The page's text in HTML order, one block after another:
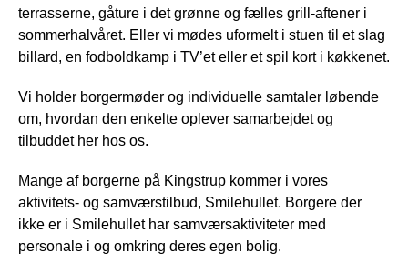
terrasserne, gåture i det grønne og fælles grill-aftener i
sommerhalvåret. Eller vi mødes uformelt i stuen til et slag
billard, en fodboldkamp i TV’et eller et spil kort i køkkenet.
Vi holder borgermøder og individuelle samtaler løbende
om, hvordan den enkelte oplever samarbejdet og
tilbuddet her hos os.
Mange af borgerne på Kingstrup kommer i vores
aktivitets- og samværstilbud, Smilehullet. Borgere der
ikke er i Smilehullet har samværsaktiviteter med
personale i og omkring deres egen bolig.